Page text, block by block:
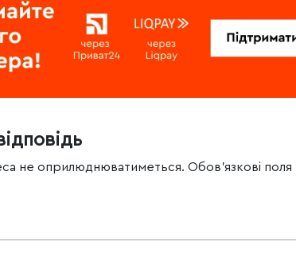
не оприлюднюватиметься. Обов’язкові поля